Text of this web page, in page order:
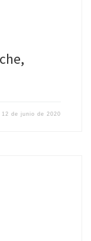
12 de junio de 2020